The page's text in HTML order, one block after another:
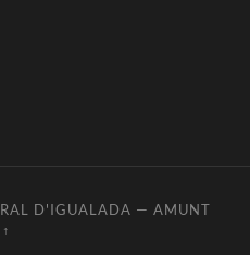
D'IGUALADA — AMUNT
↑